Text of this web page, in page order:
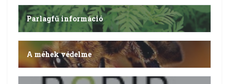
Parlagfű információ
A méhek védelme